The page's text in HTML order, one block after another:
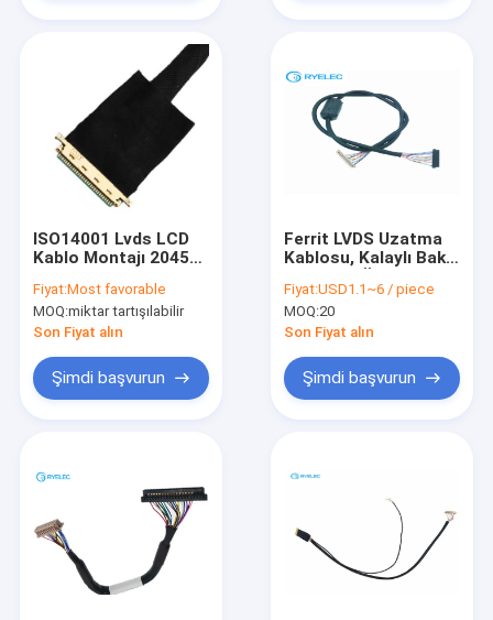
ISO14001 Lvds LCD
Kablo Montajı 20453-
1255H-2
Fiyat:Most favorable
MOQ:miktar tartışılabilir
Son Fiyat alın
Şimdi başvurun
Ferrit LVDS Uzatma
Kablosu, Kalaylı Bakır
Kablo
Fiyat:USD1.1~6 / piece
MOQ:20
Son Fiyat alın
Şimdi başvurun